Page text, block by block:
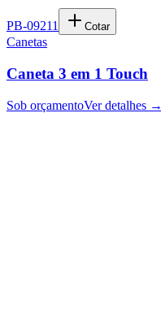
PB-09211 Cotar
Canetas
Caneta 3 em 1 Touch
Sob orçamentoVer detalhes →